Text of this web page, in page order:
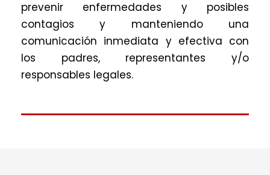
prevenir enfermedades y posibles
contagios y manteniendo una
comunicación inmediata y efectiva con
los padres, representantes y/o
responsables legales.